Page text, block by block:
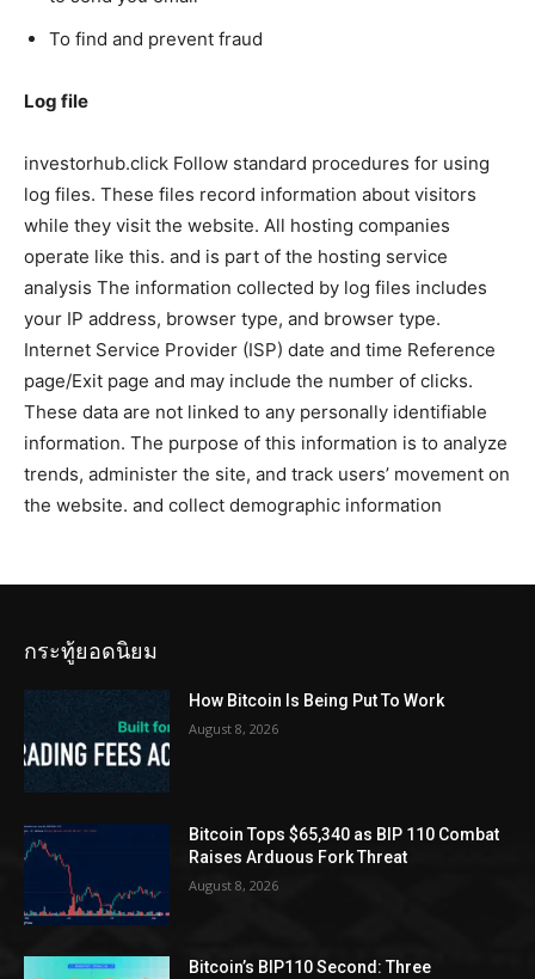
To find and prevent fraud
Log file
investorhub.click Follow standard procedures for using
log files. These files record information about visitors
while they visit the website. All hosting companies
operate like this. and is part of the hosting service
analysis The information collected by log files includes
your IP address, browser type, and browser type.
Internet Service Provider (ISP) date and time Reference
page/Exit page and may include the number of clicks.
These data are not linked to any personally identifiable
information. The purpose of this information is to analyze
trends, administer the site, and track users’ movement on
the website. and collect demographic information
กระทู้ยอดนิยม
How Bitcoin Is Being Put To Work
August 8, 2026
Bitcoin Tops $65,340 as BIP 110 Combat
Raises Arduous Fork Threat
August 8, 2026
Bitcoin’s BIP110 Second: Three